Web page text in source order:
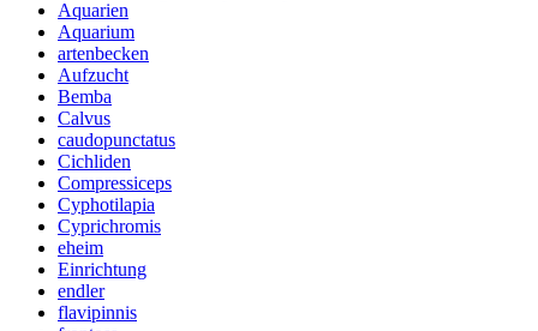
Aquarien
Aquarium
artenbecken
Aufzucht
Bemba
Calvus
caudopunctatus
Cichliden
Compressiceps
Cyphotilapia
Cyprichromis
eheim
Einrichtung
endler
flavipinnis